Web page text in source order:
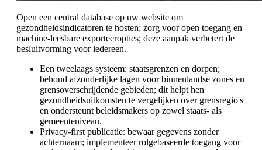
Open een central database op uw website om
gezondheidsindicatoren te hosten; zorg voor open toegang en
machine-leesbare exporteeropties; deze aanpak verbetert de
besluitvorming voor iedereen.
Een tweelaags systeem: staatsgrenzen en dorpen;
behoud afzonderlijke lagen voor binnenlandse zones en
grensoverschrijdende gebieden; dit helpt hen
gezondheidsuitkomsten te vergelijken over grensregio's
en ondersteunt beleidsmakers op zowel staats- als
gemeenteniveau.
Privacy-first publicatie: bewaar gegevens zonder
achternaam; implementeer rolgebaseerde toegang voor